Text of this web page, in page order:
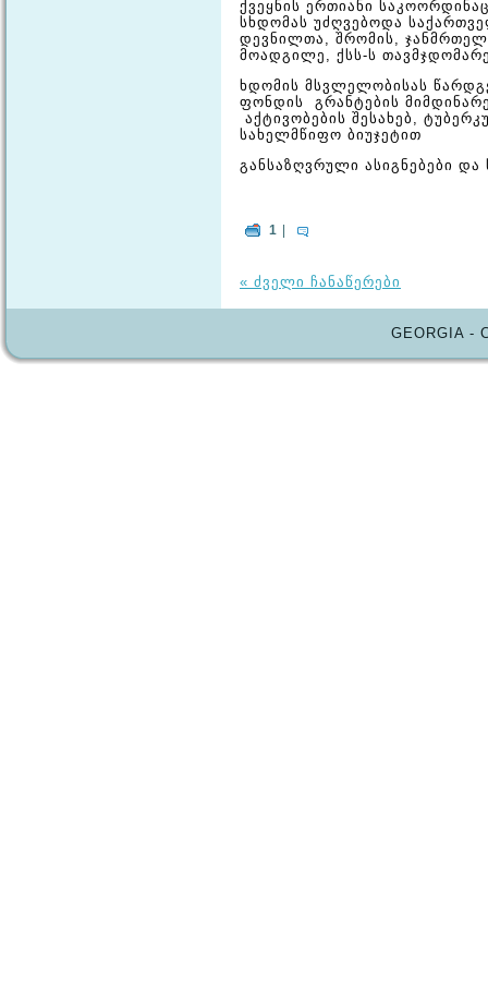
ქვეყნის ერთიანი
სხდომას უძღვებოდა
დევნილთა, შრომის,
მოადგილე, ქსს-ს
ხდომის მსვლელობისას
ფონდის გრანტების
აქტივობების შესახებ,
სახელმწიფო ბიუჯეტით
განსაზღვრული ასიგნებები და
1
« ძველი ჩანაწერები
GEORGIA -